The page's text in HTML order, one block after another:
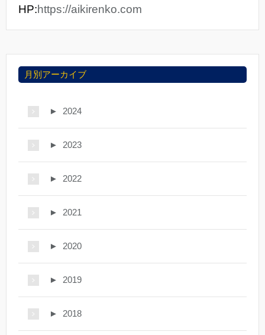
HP:https://aikirenko.com
月別アーカイブ
► 2024
► 2023
► 2022
► 2021
► 2020
► 2019
► 2018